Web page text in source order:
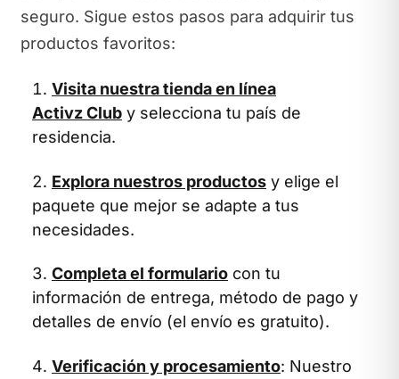
seguro. Sigue estos pasos para adquirir tus
productos favoritos:
Visita nuestra tienda en línea
Activz Club y selecciona tu país de
residencia.
Explora nuestros productos y elige el
paquete que mejor se adapte a tus
necesidades.
Completa el formulario con tu
información de entrega, método de pago y
detalles de envío (el envío es gratuito).
Verificación y procesamiento: Nuestro